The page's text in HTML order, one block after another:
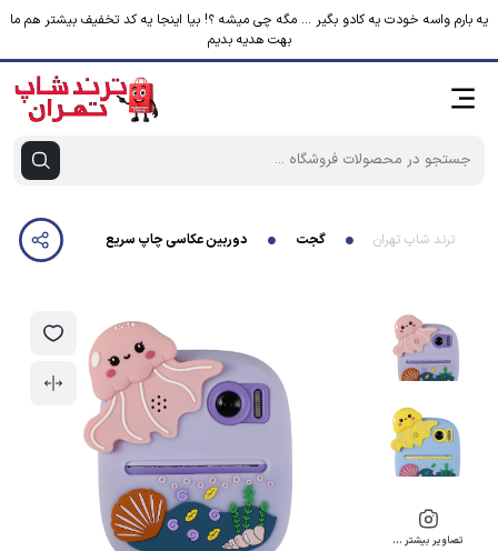
یه بارم واسه خودت یه کادو بگیر ... مگه چی میشه ؟! بیا اینجا یه کد تخفیف بیشتر هم ما
بهت هدیه بدیم
ترند شاپ تهران گجت دوربین عکاسی چاپ سریع مدل P7
تصاویر بیشتر …